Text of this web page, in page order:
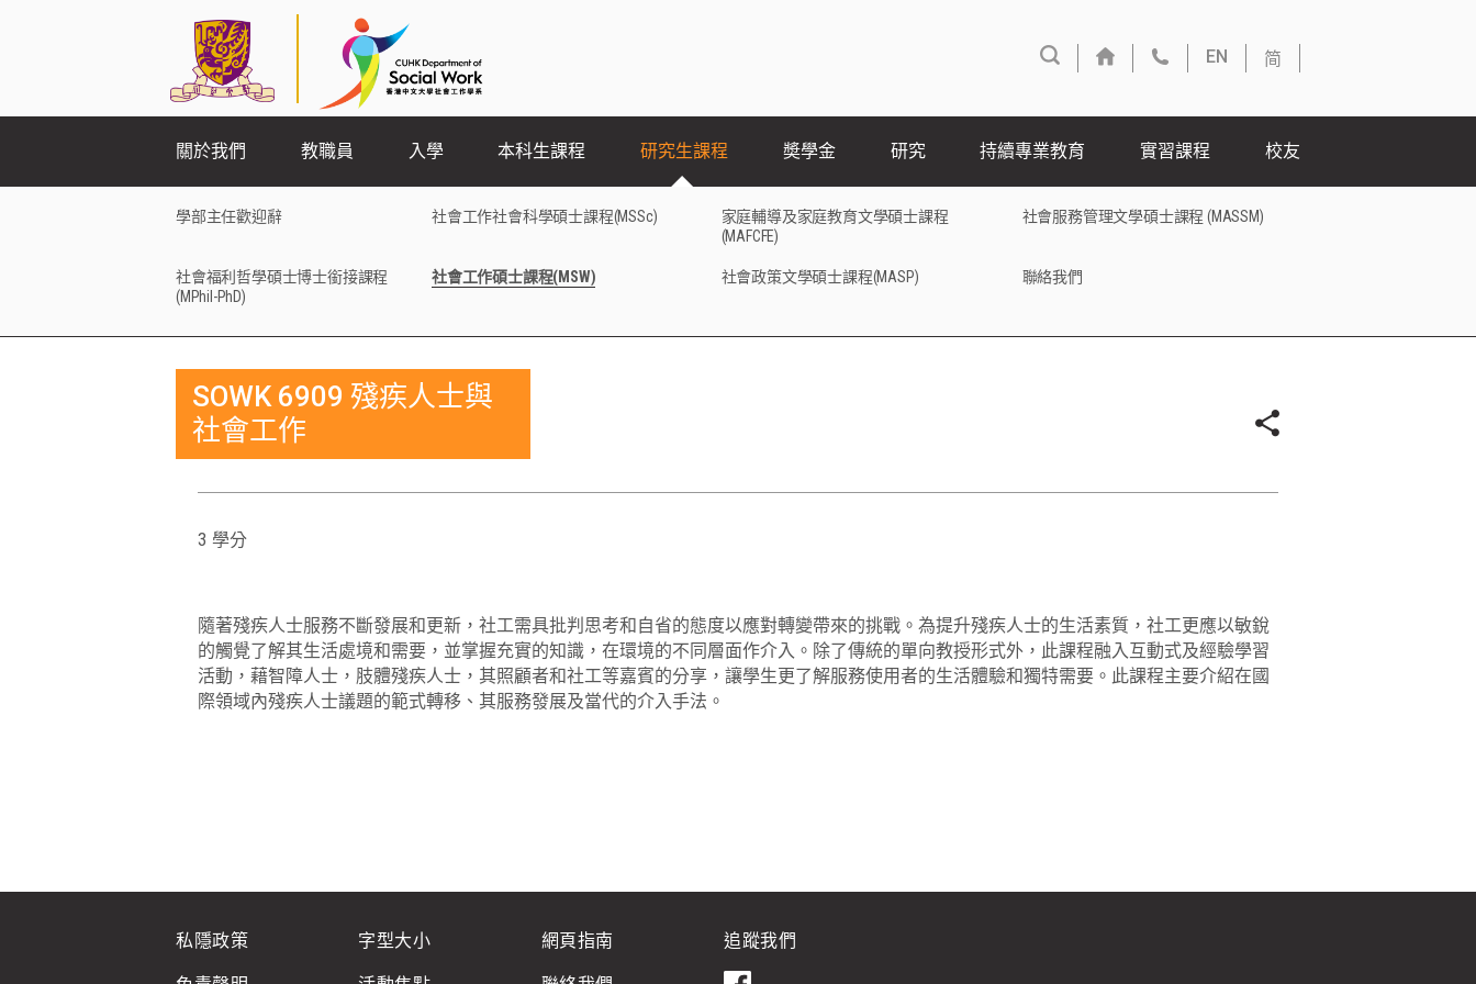
EN 简
關於我們 教職員 入學 本科生課程 研究生課程
學部主任歡迎辭
社會福利哲學碩士博士銜接課程
(MPhil-PhD)
社會工作社會科學碩士課程(MSSc)
社會工作碩士課程(MSW)
家庭輔導及家庭教育文學碩士課程
(MAFCFE)
社會政策文學碩士課程(MASP)
社會服務管理文學碩士課程 (MASSM)
聯絡我們
奬學金 研究 持續專業教育 實習課程 校友
SOWK 6909 殘疾人士與
社會工作
3 學分
隨著殘疾人士服務不斷發展和更新，社工需具批判思考和自省的態度以應對轉變帶來的挑戰。為提升殘疾人士的生活素質，社工更應以敏銳
的觸覺了解其生活處境和需要，並掌握充實的知識，在環境的不同層面作介入。除了傳統的單向教授形式外，此課程融入互動式及經驗學習
活動，藉智障人士，肢體殘疾人士，其照顧者和社工等嘉賓的分享，讓學生更了解服務使用者的生活體驗和獨特需要。此課程主要介紹在國
際領域內殘疾人士議題的範式轉移、其服務發展及當代的介入手法。
私隱政策 字型大小 網頁指南 追蹤我們